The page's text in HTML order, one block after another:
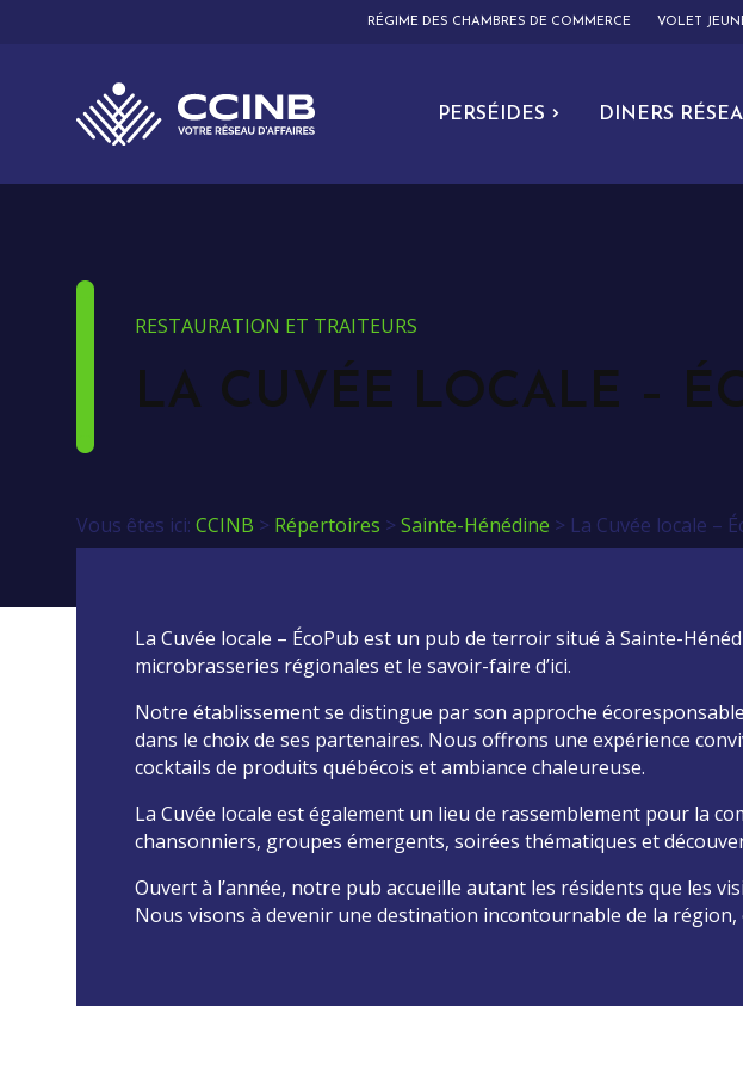
RÉGIME DES CHAMBRES DE COMMERCE VOLET
PERSÉIDES DINERS
RESTAURATION ET TRAITEURS
LA CUVÉE LOCALE –
Vous êtes ici: CCINB > Répertoires > Sainte-Hénédine > La Cuvée locale –
La Cuvée locale – ÉcoPub est un pub de terroir situé à Sainte-
microbrasseries régionales et le savoir-faire d’ici.
Notre établissement se distingue par son approche
dans le choix de ses partenaires. Nous offrons une expérience
cocktails de produits québécois et ambiance chaleureuse.
La Cuvée locale est également un lieu de rassemblement pour la
chansonniers, groupes émergents, soirées thématiques et
Ouvert à l’année, notre pub accueille autant les résidents que les
Nous visons à devenir une destination incontournable de la